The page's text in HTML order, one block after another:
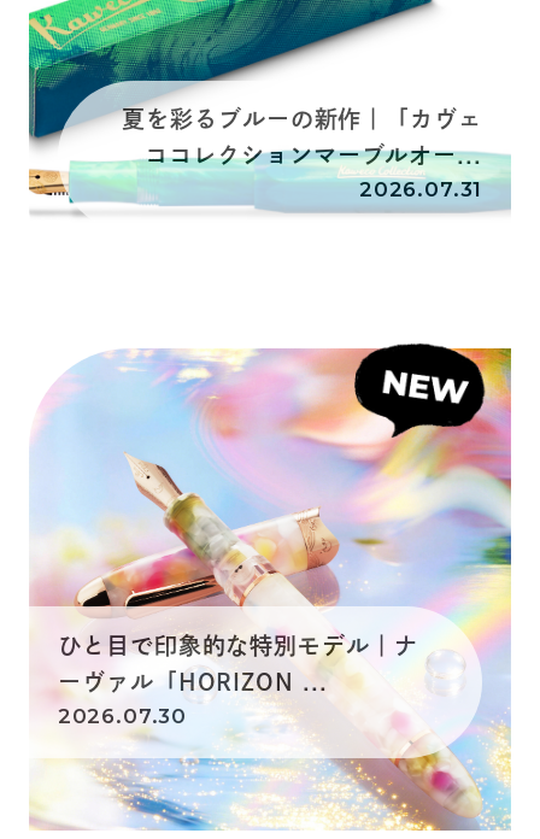
夏を彩るブルーの新作｜「カヴェ
ココレクションマーブルオー...
2026.07.31
ひと目で印象的な特別モデル｜ナ
ーヴァル「HORIZON ...
2026.07.30